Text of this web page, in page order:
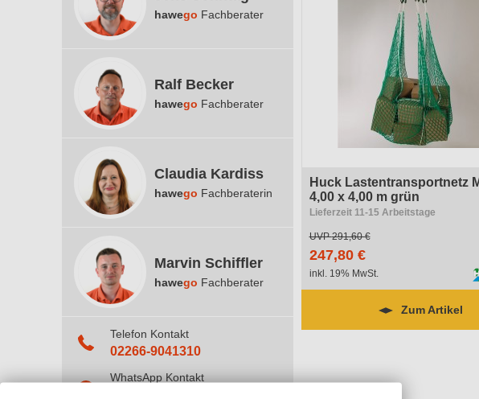
hawego Fachberater
Ralf Becker
hawego Fachberater
Claudia Kardiss
hawego Fachberaterin
Marvin Schiffler
hawego Fachberater
Telefon Kontakt
02266-9041310
WhatsApp Kontakt
Huck Lastentransportnetz
4,00 x 4,00 m grün
Lieferzeit 11-15 Arbeitstage
UVP291,60 €
247,80 €
inkl. 19% MwSt.
Zum Artikel